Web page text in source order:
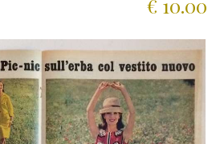
€ 10.00